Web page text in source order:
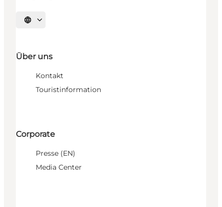
Sprache auswählen
Über uns
Kontakt
Touristinformation
Corporate
Presse (EN)
Media Center